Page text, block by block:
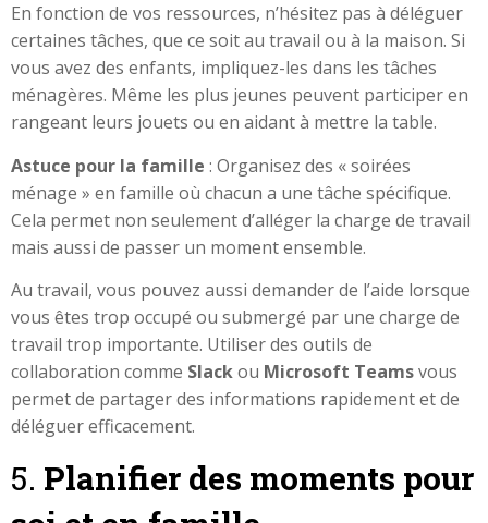
En fonction de vos ressources, n’hésitez pas à déléguer
certaines tâches, que ce soit au travail ou à la maison. Si
vous avez des enfants, impliquez-les dans les tâches
ménagères. Même les plus jeunes peuvent participer en
rangeant leurs jouets ou en aidant à mettre la table.
Astuce pour la famille : Organisez des « soirées
ménage » en famille où chacun a une tâche spécifique.
Cela permet non seulement d’alléger la charge de travail
mais aussi de passer un moment ensemble.
Au travail, vous pouvez aussi demander de l’aide lorsque
vous êtes trop occupé ou submergé par une charge de
travail trop importante. Utiliser des outils de
collaboration comme Slackou Microsoft Teamsvous
permet de partager des informations rapidement et de
déléguer efficacement.
5. Planifier des moments pour